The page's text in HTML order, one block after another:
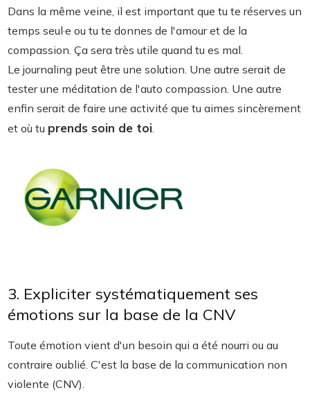
Dans la même veine, il est important que tu te réserves un
temps seul·e ou tu te donnes de l'amour et de la
compassion. Ça sera très utile quand tu es mal.
Le journaling peut être une solution. Une autre serait de
tester une méditation de l'auto compassion. Une autre
enfin serait de faire une activité que tu aimes sincèrement
et où tu prends soin de toi.
3. Expliciter systématiquement ses
émotions sur la base de la CNV
Toute émotion vient d'un besoin qui a été nourri ou au
contraire oublié. C'est la base de la communication non
violente (CNV).